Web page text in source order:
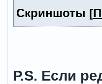
Скриншоты [
P.S. Если